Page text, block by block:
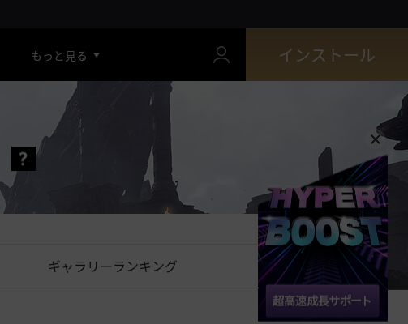
もっと見る インストール
ギャラリーランキング